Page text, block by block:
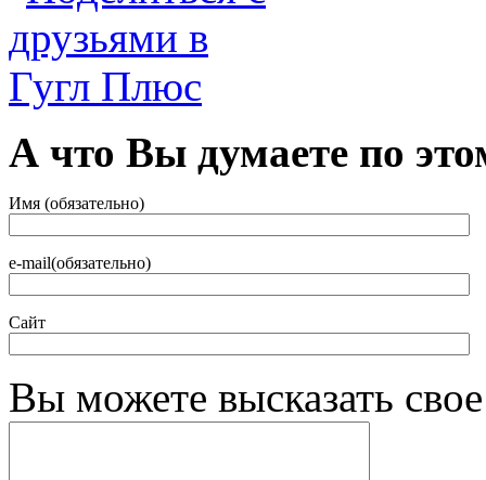
А что Вы думаете по
Имя (обязательно)
e-mail(обязательно)
Сайт
Вы можете высказать